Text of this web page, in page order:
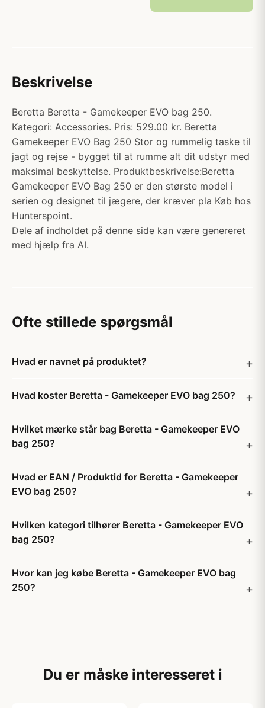
Beskrivelse
Beretta Beretta - Gamekeeper EVO bag 250.
Kategori: Accessories. Pris: 529.00 kr. Beretta
Gamekeeper EVO Bag 250 Stor og rummelig taske til
jagt og rejse - bygget til at rumme alt dit udstyr med
maksimal beskyttelse. Produktbeskrivelse:Beretta
Gamekeeper EVO Bag 250 er den største model i
serien og designet til jægere, der kræver pla Køb hos
Hunterspoint.
Dele af indholdet på denne side kan være genereret
med hjælp fra AI.
Ofte stillede spørgsmål
Hvad er navnet på produktet?
Hvad koster Beretta - Gamekeeper EVO bag 250?
Hvilket mærke står bag Beretta - Gamekeeper EVO
bag 250?
Hvad er EAN / Produktid for Beretta - Gamekeeper
EVO bag 250?
Hvilken kategori tilhører Beretta - Gamekeeper EVO
bag 250?
Hvor kan jeg købe Beretta - Gamekeeper EVO bag
250?
Du er måske interesseret i